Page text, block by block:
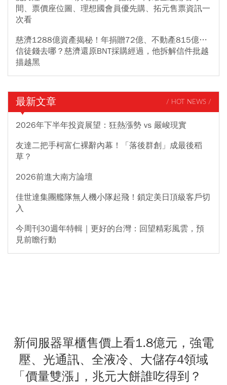
間、票價座位圖、理想國會員優先購、拓元售票資訊一
次看
慈濟1288億資產揭秘！年捐贈72億、不動產815億…
信徒錢去哪？慈濟還原BNT採購經過，他拆解信件批越
描越黑
最新文章 / HOT NEWS /
2026年下半年投資展望：狂熱漲勢 vs 嚴峻現實
友達二把手柯富仁裸辭內幕！「落後群創」成最後稻
草？
2026前進大南方論壇
佳世達集團艦隊無人機小隊起飛！鎖定美日頂級客戶切
入
今周刊30週年特輯｜更好的台灣：回望精彩風雲，預
見前瞻行動
新伺服器單櫃售價上看1.8億元，強電
壓、光通訊、全液冷、大儲存4領域
「價量雙漲｣，兆元大餅誰吃得到？